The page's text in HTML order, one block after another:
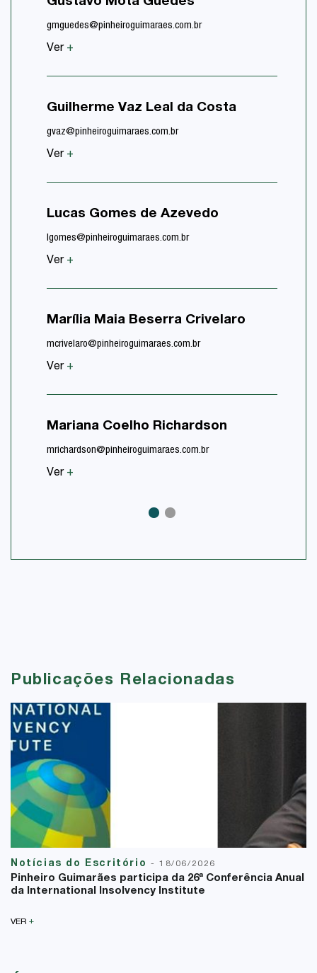
gmguedes@pinheiroguimaraes.com.br
Ver +
Guilherme Vaz Leal da Costa
gvaz@pinheiroguimaraes.com.br
Ver +
Lucas Gomes de Azevedo
lgomes@pinheiroguimaraes.com.br
Ver +
Marília Maia Beserra Crivelaro
mcrivelaro@pinheiroguimaraes.com.br
Ver +
Mariana Coelho Richardson
mrichardson@pinheiroguimaraes.com.br
Ver +
Publicações Relacionadas
Notícias do Escritório - 18/06/2026
Pinheiro Guimarães participa da 26ª Conferência Anual
da International Insolvency Institute
VER +